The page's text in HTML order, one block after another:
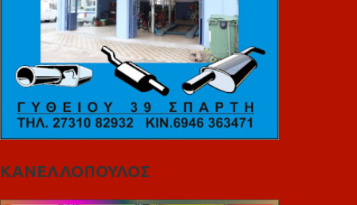
ΚΑΝΕΛΛΟΠΟΥΛΟΣ